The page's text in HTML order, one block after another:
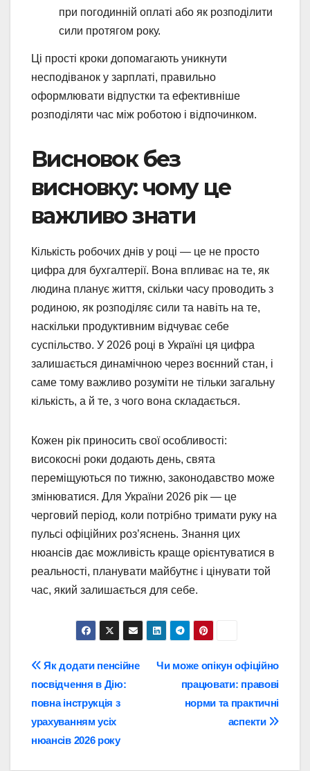
при погодинній оплаті або як розподілити
сили протягом року.
Ці прості кроки допомагають уникнути
несподіванок у зарплаті, правильно
оформлювати відпустки та ефективніше
розподіляти час між роботою і відпочинком.
Висновок без
висновку: чому це
важливо знати
Кількість робочих днів у році — це не просто
цифра для бухгалтерії. Вона впливає на те, як
людина планує життя, скільки часу проводить з
родиною, як розподіляє сили та навіть на те,
наскільки продуктивним відчуває себе
суспільство. У 2026 році в Україні ця цифра
залишається динамічною через воєнний стан, і
саме тому важливо розуміти не тільки загальну
кількість, а й те, з чого вона складається.
Кожен рік приносить свої особливості:
високосні роки додають день, свята
переміщуються по тижню, законодавство може
змінюватися. Для України 2026 рік — це
черговий період, коли потрібно тримати руку на
пульсі офіційних роз’яснень. Знання цих
нюансів дає можливість краще орієнтуватися в
реальності, планувати майбутнє і цінувати той
час, який залишається для себе.
Навігація
записів
Чи може опікун офіційно
працювати: правові
норми та практичні
аспекти
Як додати пенсійне
посвідчення в Дію:
повна інструкція з
урахуванням усіх
нюансів 2026 року